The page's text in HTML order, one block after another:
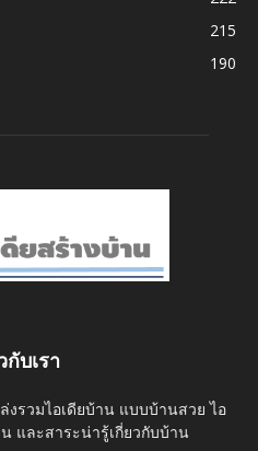
215
190
กับเรา
งรวมไอเดียบ้าน แบบบ้านสวย ไอ
และสาระน่ารู้เกี่ยวกับบ้าน